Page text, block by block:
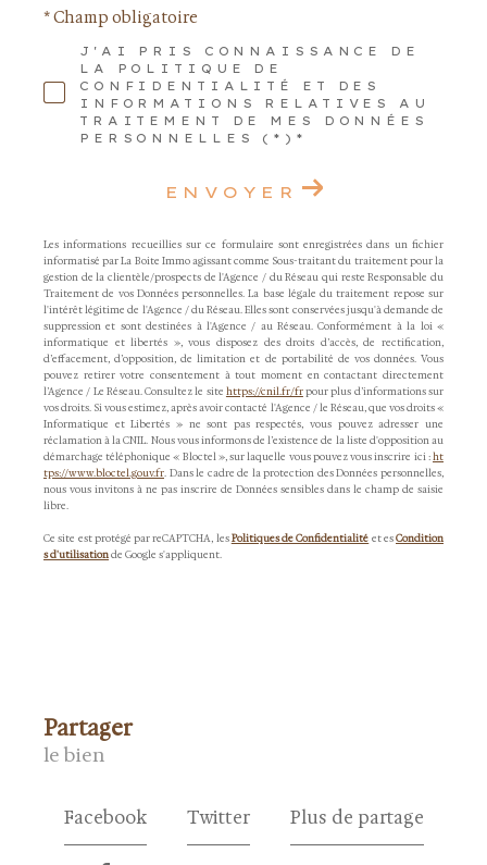
J'AI PRIS CONNAISSANCE DE
LA POLITIQUE DE
CONFIDENTIALITÉ ET DES
INFORMATIONS RELATIVES AU
TRAITEMENT DE MES DONNÉES
PERSONNELLES (*)*
* Champ obligatoire
ENVOYER
Les informations recueillies sur ce formulaire sont enregistrées dans un fichier
informatisé par La Boite Immo agissant comme Sous-traitant du traitement pour la
gestion de la clientèle/prospects de l'Agence / du Réseau qui reste Responsable du
Traitement de vos Données personnelles. La base légale du traitement repose sur
l'intérêt légitime de l'Agence / du Réseau. Elles sont conservées jusqu'à demande de
suppression et sont destinées à l'Agence / au Réseau. Conformément à la loi «
informatique et libertés », vous disposez des droits d’accès, de rectification,
d’effacement, d’opposition, de limitation et de portabilité de vos données. Vous
pouvez retirer votre consentement à tout moment en contactant directement
l’Agence / Le Réseau. Consultez le site https://cnil.fr/frpour plus d’informations sur
vos droits. Si vous estimez, après avoir contacté l'Agence / le Réseau, que vos droits «
Informatique et Libertés » ne sont pas respectés, vous pouvez adresser une
réclamation à la CNIL. Nous vous informons de l’existence de la liste d'opposition au
démarchage téléphonique « Bloctel », sur laquelle vous pouvez vous inscrire ici :ht
tps://www.bloctel.gouv.fr. Dans le cadre de la protection des Données personnelles,
nous vous invitons à ne pas inscrire de Données sensibles dans le champ de saisie
libre.
Ce site est protégé par reCAPTCHA, lesPolitiques de Confidentialité et esCondition
s d'utilisationde Google s'appliquent.
partager
le bien
Facebook Twitter Plus de partage